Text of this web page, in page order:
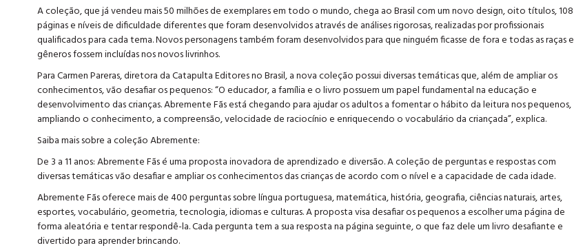
A coleção, que já vendeu mais 50 milhões de exemplares em todo o mundo, chega ao Brasil com um novo design, oito títulos, 108
páginas e níveis de dificuldade diferentes que foram desenvolvidos através de análises rigorosas, realizadas por profissionais
qualificados para cada tema. Novos personagens também foram desenvolvidos para que ninguém ficasse de fora e todas as raças e
gêneros fossem incluídas nos novos livrinhos.
Para Carmen Pareras, diretora da Catapulta Editores no Brasil, a nova coleção possui diversas temáticas que, além de ampliar os
conhecimentos, vão desafiar os pequenos: “O educador, a família e o livro possuem um papel fundamental na educação e
desenvolvimento das crianças. Abremente Fãs está chegando para ajudar os adultos a fomentar o hábito da leitura nos pequenos,
ampliando o conhecimento, a compreensão, velocidade de raciocínio e enriquecendo o vocabulário da criançada”, explica.
Saiba mais sobre a coleção Abremente:
De 3 a 11 anos: Abremente Fãs é uma proposta inovadora de aprendizado e diversão. A coleção de perguntas e respostas com
diversas temáticas vão desafiar e ampliar os conhecimentos das crianças de acordo com o nível e a capacidade de cada idade.
Abremente Fãs oferece mais de 400 perguntas sobre língua portuguesa, matemática, história, geografia, ciências naturais, artes,
esportes, vocabulário, geometria, tecnologia, idiomas e culturas. A proposta visa desafiar os pequenos a escolher uma página de
forma aleatória e tentar respondê-la. Cada pergunta tem a sua resposta na página seguinte, o que faz dele um livro desafiante e
divertido para aprender brincando.